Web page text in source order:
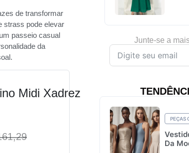
de transformar
strass pode elevar
passeio casual
da
Midi Xadrez
Junte-se a
PEÇAS
Da